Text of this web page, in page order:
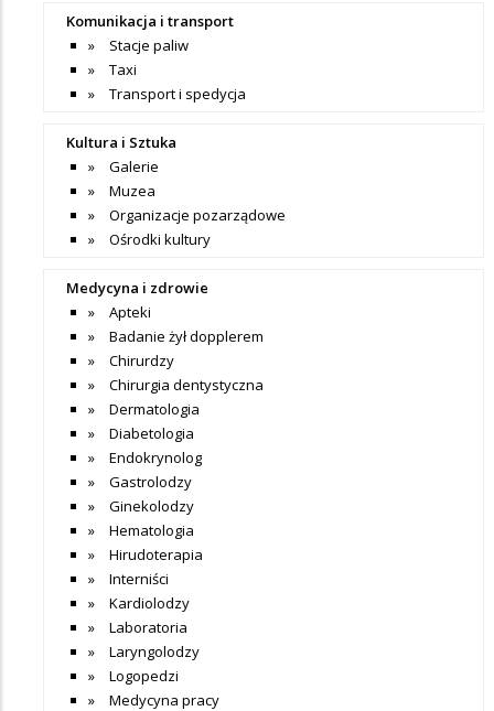
Komunikacja i transport
Stacje paliw
Taxi
Transport i spedycja
Kultura i Sztuka
Galerie
Muzea
Organizacje pozarządowe
Ośrodki kultury
Medycyna i zdrowie
Apteki
Badanie żył dopplerem
Chirurdzy
Chirurgia dentystyczna
Dermatologia
Diabetologia
Endokrynolog
Gastrolodzy
Ginekolodzy
Hematologia
Hirudoterapia
Interniści
Kardiolodzy
Laboratoria
Laryngolodzy
Logopedzi
Medycyna pracy